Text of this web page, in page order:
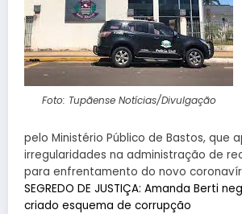
Foto: Tupãense Notícias/Divulgação
pelo Ministério Público de Bastos, que
irregularidades na administração de
para enfrentamento do novo
SEGREDO DE JUSTIÇA: Amanda Berti
criado esquema de corrupção